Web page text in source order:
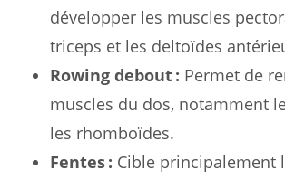
développer les muscles
triceps et les deltoïdes
Rowing debout : Permet de
muscles du dos, notamment
les rhomboïdes.
Fentes : Cible principalement